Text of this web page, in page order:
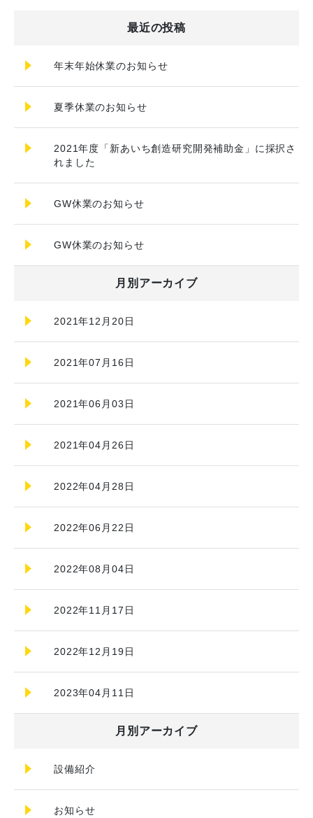
最近の投稿
年末年始休業のお知らせ
夏季休業のお知らせ
2021年度「新あいち創造研究開発補助金」に採択さ
れました
GW休業のお知らせ
GW休業のお知らせ
月別アーカイブ
2021年12月20日
2021年07月16日
2021年06月03日
2021年04月26日
2022年04月28日
2022年06月22日
2022年08月04日
2022年11月17日
2022年12月19日
2023年04月11日
月別アーカイブ
設備紹介
お知らせ